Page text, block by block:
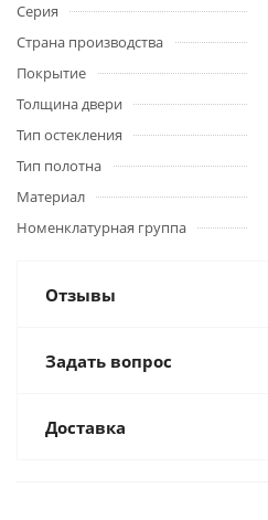
Серия
Страна производства
Покрытие
Толщина двери
Тип остекления
Тип полотна
Материал
Номенклатурная группа
Отзывы
Задать вопрос
Доставка